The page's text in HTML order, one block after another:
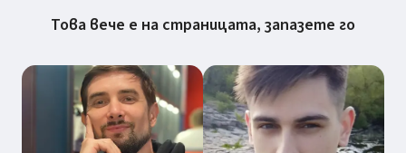
Това вече е на страницата, запазете го